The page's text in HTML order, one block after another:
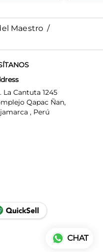
Maestro /
La Cantuta 1245
Qapac Ñan,
, Perú
CHAT